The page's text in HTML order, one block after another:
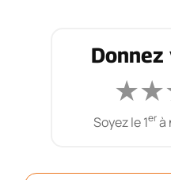
★★
Soyez le 1erà